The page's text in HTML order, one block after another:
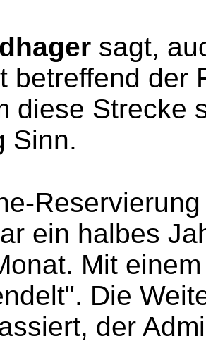
sagt,
betreffend der
diese Strecke
Sinn.
ein halbes
Mit
Die
der